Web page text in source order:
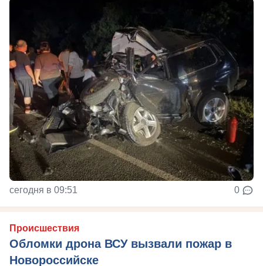
сегодня в 09:51 0
Происшествия
Обломки дрона ВСУ вызвали пожар в
Новороссийске